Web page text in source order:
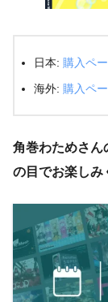
日本: 購入ペ
海外: 購入ペ
角巻わためさん
の目でお楽しみ